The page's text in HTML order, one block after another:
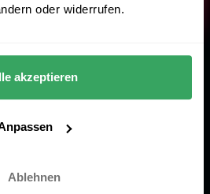
oder widerrufen.
akzeptieren
Ablehnen